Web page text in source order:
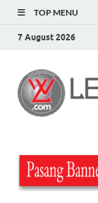
TOP MENU
7 August 2026